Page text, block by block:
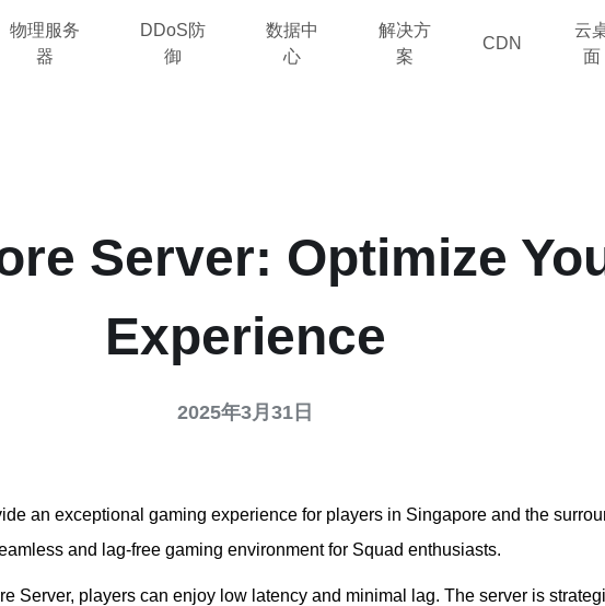
物理服务
器
DDoS防
御
数据中
心
解决方
案
CDN
云
面
Server: Optimize
Experience
2025年3月31日
an exceptional gaming experience for players in Singapore and the
and lag-free gaming environment for Squad enthusiasts.
Server, players can enjoy low latency and minimal lag. The server is